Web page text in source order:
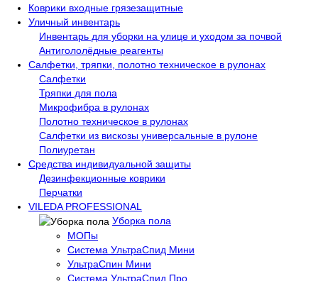
Коврики входные грязезащитные
Уличный инвентарь
Инвентарь для уборки на улице и уходом за почвой
Антигололёдные реагенты
Салфетки, тряпки, полотно техническое в рулонах
Салфетки
Тряпки для пола
Микрофибра в рулонах
Полотно техническое в рулонах
Салфетки из вискозы универсальные в рулоне
Полиуретан
Средства индивидуальной защиты
Дезинфекционные коврики
Перчатки
VILEDA PROFESSIONAL
Уборка пола
МОПы
Система УльтраСпид Мини
УльтраСпин Мини
Система УльтраСпид Про